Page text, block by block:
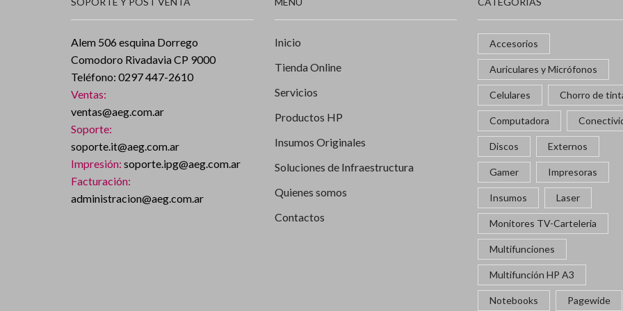
Alem 506 esquina Dorrego
Comodoro Rivadavia CP 9000
Teléfono: 0297 447-2610
Ventas:
ventas@aeg.com.ar
Soporte:
soporte.it@aeg.com.ar
Impresión: soporte.ipg@aeg.com.ar
Facturación:
administracion@aeg.com.ar
Inicio
Tienda Online
Servicios
Productos HP
Insumos Originales
Soluciones de Infraestructura
Quienes somos
Contactos
Accesorios
Auriculares y Micrófonos
Celulares Chorro de
Computadora
Discos Externos
Gamer Impresoras
Insumos Laser
Monitores TV-Carteleria
Multifunciones
Multifunción HP A3
Notebooks Pagewide